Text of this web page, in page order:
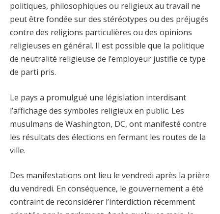
politiques, philosophiques ou religieux au travail ne
peut être fondée sur des stéréotypes ou des préjugés
contre des religions particulières ou des opinions
religieuses en général. Il est possible que la politique
de neutralité religieuse de l’employeur justifie ce type
de parti pris.
Le pays a promulgué une législation interdisant
l’affichage des symboles religieux en public. Les
musulmans de Washington, DC, ont manifesté contre
les résultats des élections en fermant les routes de la
ville.
Des manifestations ont lieu le vendredi après la prière
du vendredi. En conséquence, le gouvernement a été
contraint de reconsidérer l’interdiction récemment